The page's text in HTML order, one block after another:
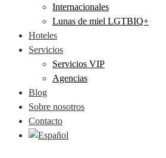
Internacionales
Lunas de miel LGTBIQ+
Hoteles
Servicios
Servicios VIP
Agencias
Blog
Sobre nosotros
Contacto